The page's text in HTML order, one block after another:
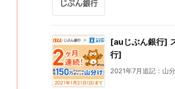
[auじぶん銀行]
行]
2021年7月追記：山